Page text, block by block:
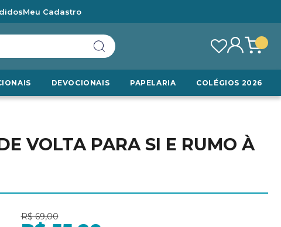
Meu Cadastro
DEVOCIONAIS PAPELARIA COLÉGIOS 2026
VOLTA PARA SI E RUMO À
R$ 69,00